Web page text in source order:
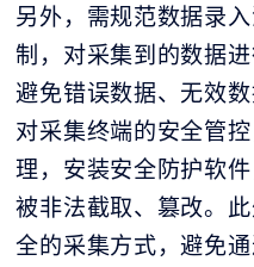
另外，需规范数据录
制，对采集到的数据
避免错误数据、无效
对采集终端的安全管
理，安装安全防护软
被非法截取、篡改。
全的采集方式，避免